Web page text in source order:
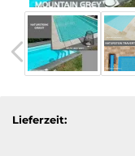
Lieferzeit: